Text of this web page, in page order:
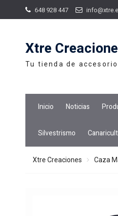
648 928 447
Xtre
Tu tienda de
Inicio Noticias
Silvestrismo
Xtre Creaciones Caza